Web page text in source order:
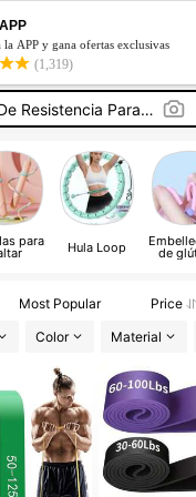
la APP y gana ofertas exclusivas
(1,319)
Para Saltar
Ejercicio
Ligas De Resistencia Para Ejercicio
Para Saltar
Ejercicio
para Hula Loop de
Most Popular Price
Color Material